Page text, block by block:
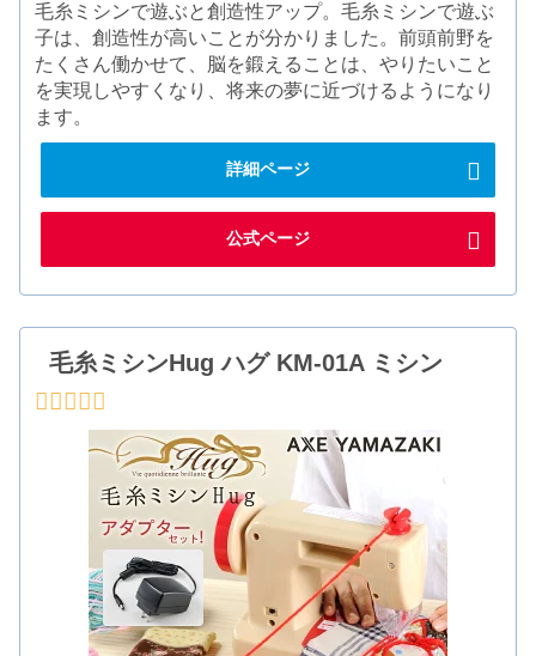
毛糸ミシンで遊ぶと創造性アップ。毛糸ミシンで遊ぶ
子は、創造性が高いことが分かりました。前頭前野を
たくさん働かせて、脳を鍛えることは、やりたいこと
を実現しやすくなり、将来の夢に近づけるようになり
ます。
詳細ページ
公式ページ
毛糸ミシンHug ハグ KM-01A ミシン